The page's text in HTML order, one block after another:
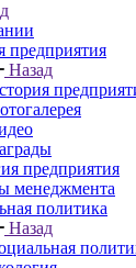
предприятия
Назад
предприятия
менеджмента
политика
Назад